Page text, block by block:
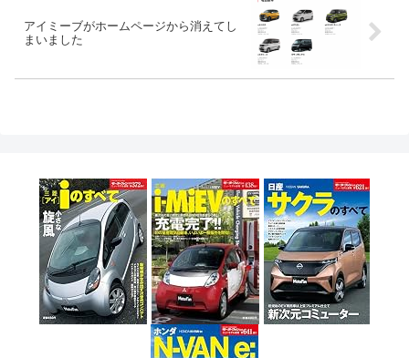
アイミーブがホームページから消えてし
まいました